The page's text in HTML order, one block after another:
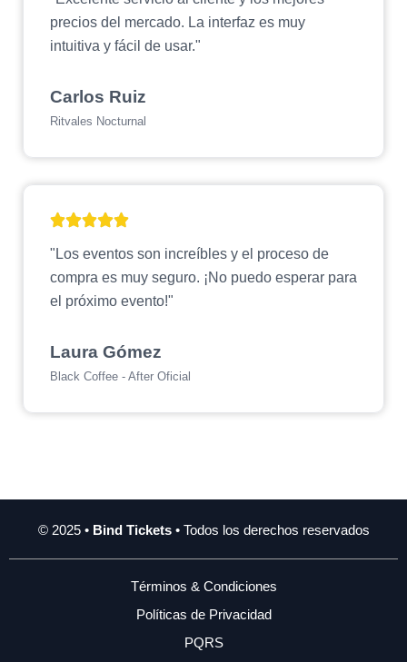
precios del mercado. La interfaz es muy
intuitiva y fácil de usar."
Carlos Ruiz
Ritvales Nocturnal
"Los eventos son increíbles y el proceso de
compra es muy seguro. ¡No puedo esperar para
el próximo evento!"
Laura Gómez
Black Coffee - After Oficial
© 2025 • Bind Tickets• Todos los derechos reservados
Términos & Condiciones
Políticas de Privacidad
PQRS